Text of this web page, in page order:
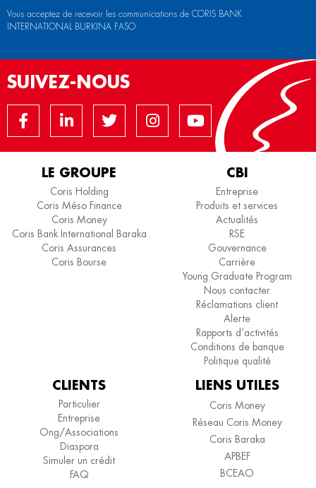
Vous acceptez de recevoir les communications de CORIS BANK
INTERNATIONAL BURKINA FASO
SUIVEZ-NOUS
LE GROUPE
Coris Holding
Coris Méso Finance
Coris Money
Coris Bank International Baraka
Coris Assurances
Coris Bourse
CBI
Entreprise
Produits et services
Actualités
RSE
Gouvernance
Carrière
Young Graduate Program
Nous contacter
Réclamations client
Alerte
Rapports d’activités
Conditions de banque
Politique qualité
CLIENTS
Particulier
Entreprise
Ong/Associations
Diaspora
Simuler un crédit
FAQ
LIENS UTILES
Coris Money
Réseau Coris Money
Coris Baraka
APBEF
BCEAO